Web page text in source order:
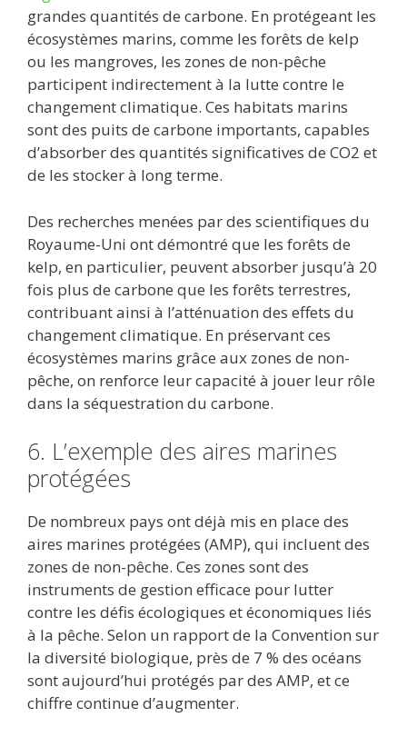
grandes quantités de carbone. En protégeant les
écosystèmes marins, comme les forêts de kelp
ou les mangroves, les zones de non-pêche
participent indirectement à la lutte contre le
changement climatique. Ces habitats marins
sont des puits de carbone importants, capables
d’absorber des quantités significatives de CO2 et
de les stocker à long terme.
Des recherches menées par des scientifiques du
Royaume-Uni ont démontré que les forêts de
kelp, en particulier, peuvent absorber jusqu’à 20
fois plus de carbone que les forêts terrestres,
contribuant ainsi à l’atténuation des effets du
changement climatique. En préservant ces
écosystèmes marins grâce aux zones de non-
pêche, on renforce leur capacité à jouer leur rôle
dans la séquestration du carbone.
6. L’exemple des aires marines
protégées
De nombreux pays ont déjà mis en place des
aires marines protégées (AMP), qui incluent des
zones de non-pêche. Ces zones sont des
instruments de gestion efficace pour lutter
contre les défis écologiques et économiques liés
à la pêche. Selon un rapport de la Convention sur
la diversité biologique, près de 7 % des océans
sont aujourd’hui protégés par des AMP, et ce
chiffre continue d’augmenter.